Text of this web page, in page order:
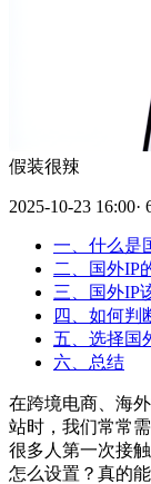
假装很辣
2025-10-23 16:00·
一、什么是
二、国外IP
三、国外IP
四、如何判
五、选择国
六、总结
在跨境电商、海
站时，我们常常需
很多人第一次接
怎么设置？真的